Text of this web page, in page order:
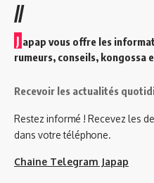
//
J apap vous offre les
rumeurs, conseils, kongossa
Recevoir les actualités
Restez informé ! Recevez les
dans votre téléphone.
Chaine Telegram Japap